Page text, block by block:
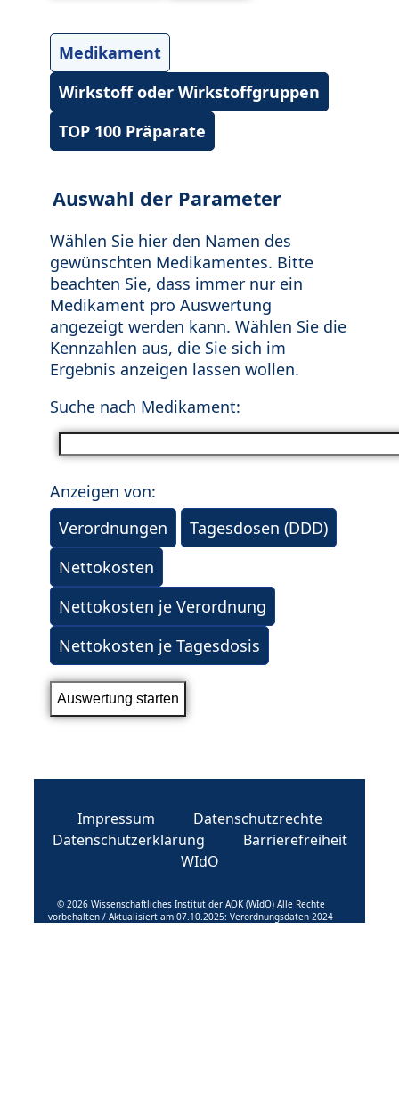
Medikament
Wirkstoff oder Wirkstoffgruppen
TOP 100 Präparate
Auswahl der Parameter
Wählen Sie hier den Namen des
gewünschten Medikamentes. Bitte
beachten Sie, dass immer nur ein
Medikament pro Auswertung
angezeigt werden kann. Wählen Sie die
Kennzahlen aus, die Sie sich im
Ergebnis anzeigen lassen wollen.
Suche nach Medikament:
Anzeigen von:
Verordnungen
Tagesdosen (DDD)
Nettokosten
Nettokosten je Verordnung
Nettokosten je Tagesdosis
Impressum
Datenschutzrechte
Datenschutzerklärung
Barrierefreiheit
WIdO
© 2026 Wissenschaftliches Institut der AOK (WIdO) Alle Rechte
vorbehalten / Aktualisiert am 07.10.2025: Verordnungsdaten 2024